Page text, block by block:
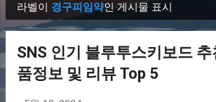
글
라벨이 경구피임약인 게시물 표시
SNS 인기 블루투스키보드 추
품정보 및 리뷰 Top 5